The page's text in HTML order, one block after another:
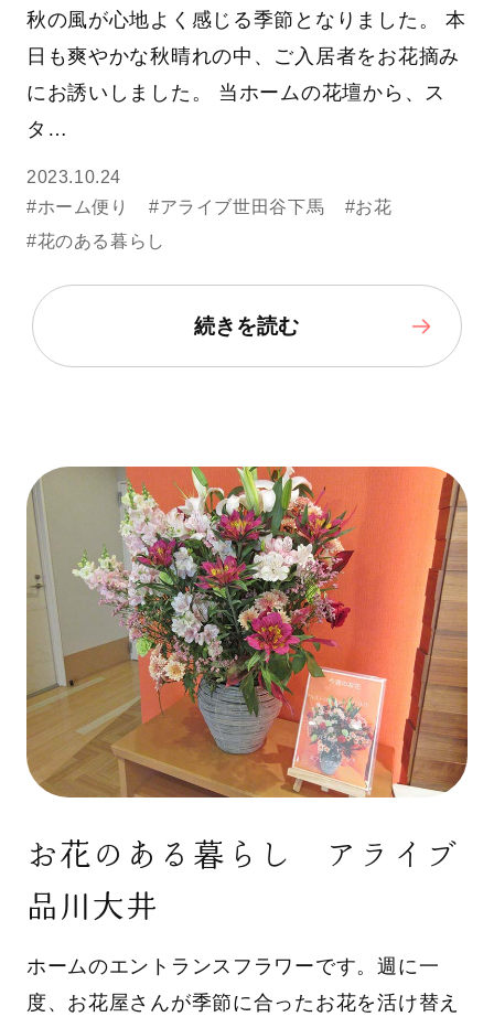
秋の風が心地よく感じる季節となりました。 本
日も爽やかな秋晴れの中、ご入居者をお花摘み
にお誘いしました。 当ホームの花壇から、ス
タ…
2023.10.24
#ホーム便り
#アライブ世田谷下馬
#お花
#花のある暮らし
続きを読む
お花のある暮らし アライブ
品川大井
ホームのエントランスフラワーです。週に一
度、お花屋さんが季節に合ったお花を活け替え